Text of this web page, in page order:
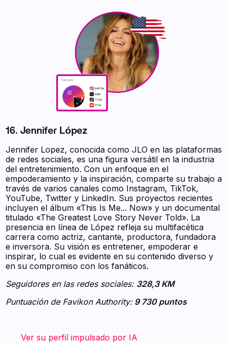
16. Jennifer López
Jennifer Lopez, conocida como JLO en las plataformas
de redes sociales, es una figura versátil en la industria
del entretenimiento. Con un enfoque en el
empoderamiento y la inspiración, comparte su trabajo a
través de varios canales como Instagram, TikTok,
YouTube, Twitter y LinkedIn. Sus proyectos recientes
incluyen el álbum «This Is Me... Now» y un documental
titulado «The Greatest Love Story Never Told». La
presencia en línea de López refleja su multifacética
carrera como actriz, cantante, productora, fundadora
e inversora. Su visión es entretener, empoderar e
inspirar, lo cual es evidente en su contenido diverso y
en su compromiso con los fanáticos.
Seguidores en las redes sociales: 328,3 KM
Puntuación de Favikon Authority:9 730 puntos
‍ ‍ ‍ ‍ ‍ ‍ ‍Ver su perfil impulsado por IA ‍ ‍ ‍